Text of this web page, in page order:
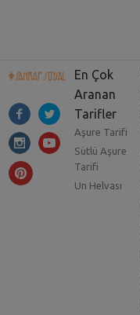
En Çok
Aranan
Tarifler
Aşure Tarifi
Sütlü Aşure
Tarifi
Un Helvası